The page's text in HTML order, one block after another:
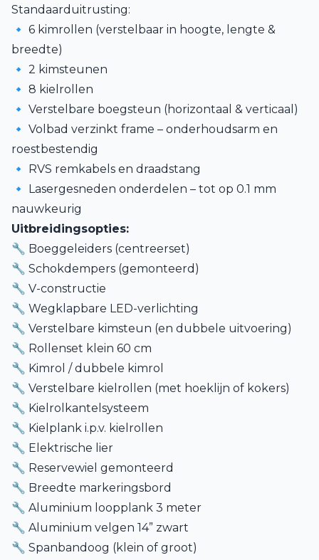
Standaarduitrusting:
🔹 6 kimrollen (verstelbaar in hoogte, lengte &
breedte)
🔹 2 kimsteunen
🔹 8 kielrollen
🔹 Verstelbare boegsteun (horizontaal & verticaal)
🔹 Volbad verzinkt frame – onderhoudsarm en
roestbestendig
🔹 RVS remkabels en draadstang
🔹 Lasergesneden onderdelen – tot op 0.1 mm
nauwkeurig
Uitbreidingsopties:
🔧 Boeggeleiders (centreerset)
🔧 Schokdempers (gemonteerd)
🔧 V-constructie
🔧 Wegklapbare LED-verlichting
🔧 Verstelbare kimsteun (en dubbele uitvoering)
🔧 Rollenset klein 60 cm
🔧 Kimrol / dubbele kimrol
🔧 Verstelbare kielrollen (met hoeklijn of kokers)
🔧 Kielrolkantelsysteem
🔧 Kielplank i.p.v. kielrollen
🔧 Elektrische lier
🔧 Reservewiel gemonteerd
🔧 Breedte markeringsbord
🔧 Aluminium loopplank 3 meter
🔧 Aluminium velgen 14” zwart
🔧 Spanbandoog (klein of groot)